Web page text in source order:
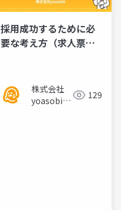
採用成功するために必
要な考え方（求人票と
株式会社
yoasobi／
129